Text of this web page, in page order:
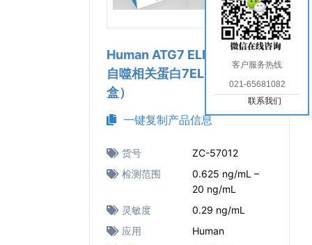
Human ATG7 ELISA Kit（人
自噬相关蛋白7ELISA试剂
盒）
一键复制产品信息
货号
ZC-57012
检测范围
0.625 ng/mL –
20 ng/mL
灵敏度
0.29 ng/mL
应用
Human
客户服务热线
021-65681082
联系我们